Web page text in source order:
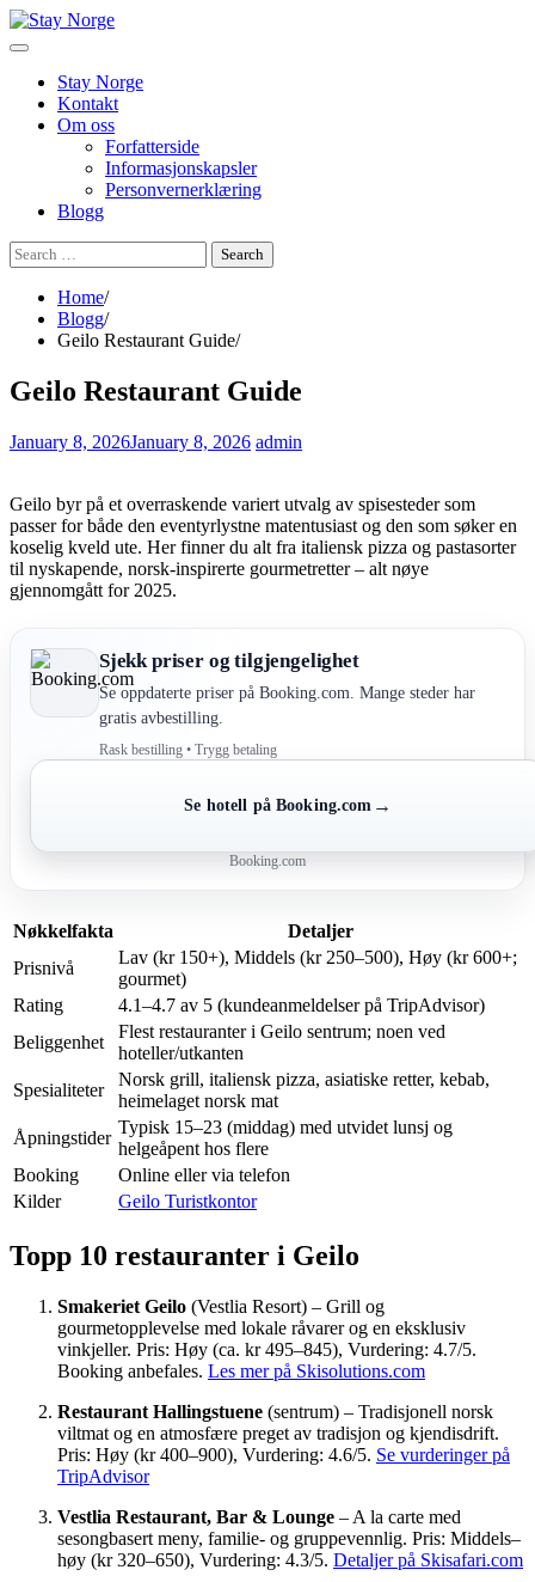
Skip
to
Stay Norge
Kontakt
Om oss
Forfatterside
Informasjonskapsler
Personvernerklæring
Blogg
Search
for:
Home
Blogg
Geilo Restaurant Guide
Geilo Restaurant Guide
January 8, 2026January 8, 2026 admin
Geilo byr på et overraskende variert utvalg av spisesteder som
passer for både den eventyrlystne matentusiast og den som søker en
koselig kveld ute. Her finner du alt fra italiensk pizza og pastasorter
til nyskapende, norsk-inspirerte gourmetretter – alt nøye
gjennomgått for 2025.
Sjekk priser og tilgjengelighet
Se oppdaterte priser på Booking.com. Mange steder har
gratis avbestilling.
Rask bestilling • Trygg betaling
Se hotell på Booking.com →
Booking.com
Nøkkelfakta
Detaljer
Prisnivå
Lav (kr 150+), Middels (kr 250–500), Høy (kr 600+;
gourmet)
Rating
4.1–4.7 av 5 (kundeanmeldelser på TripAdvisor)
Beliggenhet
Flest restauranter i Geilo sentrum; noen ved
hoteller/utkanten
Spesialiteter
Norsk grill, italiensk pizza, asiatiske retter, kebab,
heimelaget norsk mat
Åpningstider
Typisk 15–23 (middag) med utvidet lunsj og
helgeåpent hos flere
Booking
Online eller via telefon
Kilder
Geilo Turistkontor
Topp 10 restauranter i Geilo
Smakeriet Geilo (Vestlia Resort) – Grill og
gourmetopplevelse med lokale råvarer og en eksklusiv
vinkjeller. Pris: Høy (ca. kr 495–845), Vurdering: 4.7/5.
Booking anbefales. Les mer på Skisolutions.com
Restaurant Hallingstuene (sentrum) – Tradisjonell norsk
viltmat og en atmosfære preget av tradisjon og kjendisdrift.
Pris: Høy (kr 400–900), Vurdering: 4.6/5. Se vurderinger på
TripAdvisor
Vestlia Restaurant, Bar & Lounge – A la carte med
sesongbasert meny, familie- og gruppevennlig. Pris: Middels–
høy (kr 320–650), Vurdering: 4.3/5. Detaljer på Skisafari.com